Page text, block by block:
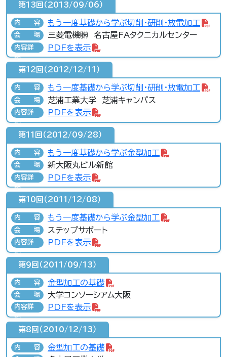
第13回（2013/09/06）
内容 もう一度基礎から学ぶ切削･研削･放電加工
会場 三菱電機㈱ 名古屋FAタクニカルセンター
内容詳
細
PDFを表示
第12回（2012/12/11）
内容 もう一度基礎から学ぶ切削･研削･放電加工
会場 芝浦工業大学 芝浦キャンパス
内容詳
細
PDFを表示
第11回（2012/09/28）
内容 もう一度基礎から学ぶ金型加工
会場 新大阪丸ビル新館
内容詳
細
PDFを表示
第10回（2011/12/08）
内容 もう一度基礎から学ぶ金型加工
会場 ステップサポート
内容詳
細
PDFを表示
第9回（2011/09/13）
内容 金型加工の基礎
会場 大学コンソーシアム大阪
内容詳
細
PDFを表示
第8回（2010/12/13）
内容 金型加工の基礎